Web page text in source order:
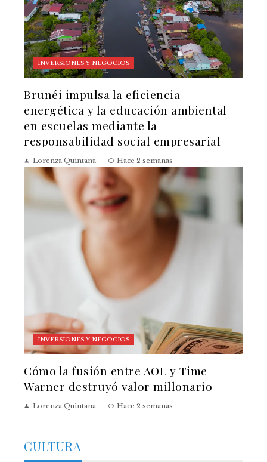
INVERSIONES Y NEGOCIOS
Brunéi impulsa la eficiencia
energética y la educación ambiental
en escuelas mediante la
responsabilidad social empresarial
Lorenza Quintana Hace 2 semanas
INVERSIONES Y NEGOCIOS
Cómo la fusión entre AOL y Time
Warner destruyó valor millonario
Lorenza Quintana Hace 2 semanas
CULTURA